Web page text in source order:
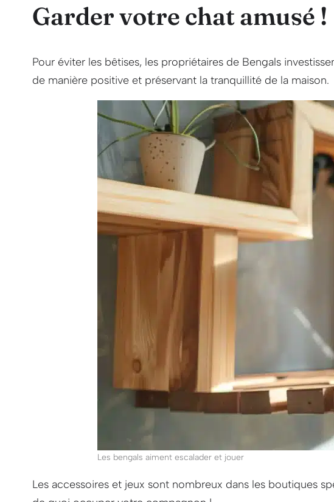
Garder votre chat amusé !
Pour éviter les bêtises, les propriétaires de Bengals
de manière positive et préservant la tranquillité de la maison.
Les bengals aiment escalader et jouer
Les accessoires et jeux sont nombreux dans les boutiques